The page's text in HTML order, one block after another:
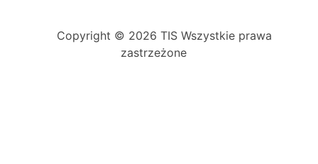
Copyright © 2026 TIS Wszystkie prawa
zastrzeżone